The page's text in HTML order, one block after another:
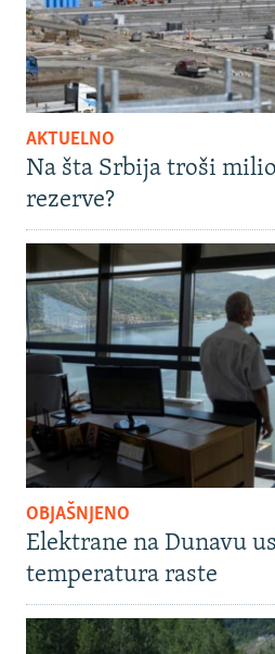
AKTUELNO
Na šta Srbija troši
rezerve?
OBJAŠNJENO
Elektrane na Dunavu
temperatura raste